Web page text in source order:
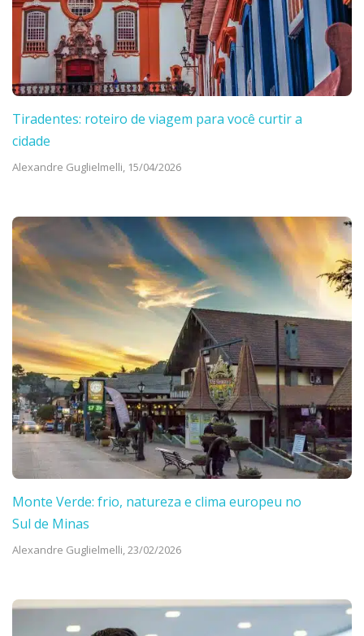
Tiradentes: roteiro de viagem para você curtir a
cidade
Alexandre Guglielmelli, 15/04/2026
Monte Verde: frio, natureza e clima europeu no
Sul de Minas
Alexandre Guglielmelli, 23/02/2026